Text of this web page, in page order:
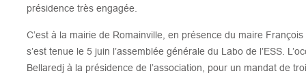
présidence très engagée.
C’est à la mairie de Romainville, en présence du maire
s’est tenue le 5 juin l’assemblée générale du Labo de l’ESS.
Bellaredj à la présidence de l’association, pour un mandat de